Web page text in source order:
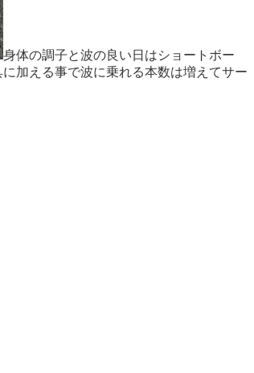
身体の調子と波の良い日はショートボー
加える事で波に乗れる本数は増えてサー